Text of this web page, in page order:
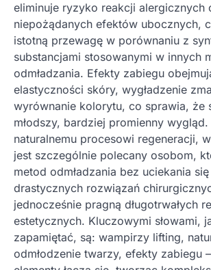
eliminuje ryzyko reakcji alergicznych
niepożądanych efektów ubocznych,
istotną przewagę w porównaniu z
substancjami stosowanymi w innych
odmładzania. Efekty zabiegu
elastyczności skóry, wygładzenie
wyrównanie kolorytu, co sprawia, że
młodszy, bardziej promienny
naturalnemu procesowi regeneracji,
jest szczególnie polecany osobom,
metod odmładzania bez uciekania
drastycznych rozwiązań
jednocześnie pragną długotrwałych
estetycznych. Kluczowymi słowami,
zapamiętać, są: wampirzy lifting,
odmłodzenie twarzy, efekty zabiegu